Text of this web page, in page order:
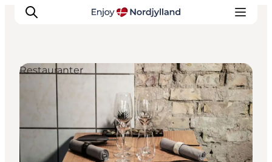
Oplevelser og aktiviteter
Planlæg din tur
Byer og steder
Guides
Restauranter